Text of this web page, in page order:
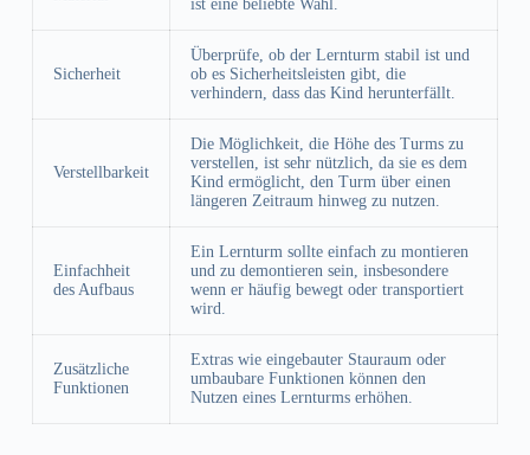
ist eine beliebte Wahl.
Sicherheit
Überprüfe, ob der Lernturm stabil ist und
ob es Sicherheitsleisten gibt, die
verhindern, dass das Kind herunterfällt.
Verstellbarkeit
Die Möglichkeit, die Höhe des Turms zu
verstellen, ist sehr nützlich, da sie es dem
Kind ermöglicht, den Turm über einen
längeren Zeitraum hinweg zu nutzen.
Einfachheit
des Aufbaus
Ein Lernturm sollte einfach zu montieren
und zu demontieren sein, insbesondere
wenn er häufig bewegt oder transportiert
wird.
Zusätzliche
Funktionen
Extras wie eingebauter Stauraum oder
umbaubare Funktionen können den
Nutzen eines Lernturms erhöhen.